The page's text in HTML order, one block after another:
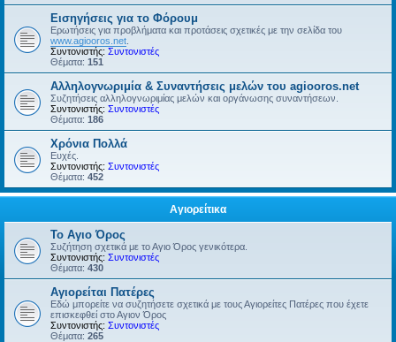
Εισηγήσεις για το Φόρουμ
Ερωτήσεις για προβλήματα και προτάσεις σχετικές με την σελίδα του
www.agiooros.net
Συντονιστής: Συντονιστές
Θέματα: 151
Αλληλογνωριμία & Συναντήσεις μελών του agiooros.net
Συζητήσεις αλληλογνωριμίας μελών και οργάνωσης συναντήσεων.
Συντονιστής: Συντονιστές
Θέματα: 186
Χρόνια Πολλά
Ευχές.
Συντονιστής: Συντονιστές
Θέματα: 452
Αγιορείτικα
Το Αγιο Όρος
Συζήτηση σχετικά με το Αγιο Όρος γενικότερα.
Συντονιστής: Συντονιστές
Θέματα: 430
Αγιορείται Πατέρες
Εδώ μπορείτε να συζητήσετε σχετικά με τους Αγιορείτες Πατέρες που έχετε
επισκεφθεί στο Αγιον Όρος
Συντονιστής: Συντονιστές
Θέματα: 265